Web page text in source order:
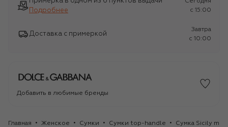
Подробнее
c 15:00
Доставка с примеркой
Завтра
c 10:00
Добавить в любимые бренды
Главная Женское Сумки Сумки top-handle Сумка Sicily